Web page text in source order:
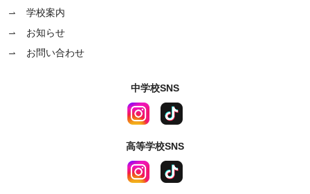
学校案内
お知らせ
お問い合わせ
中学校SNS
高等学校SNS